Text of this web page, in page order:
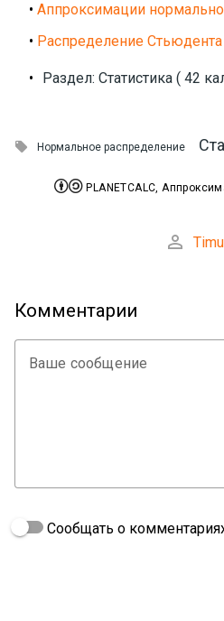
• Аппроксимации
• Распределение Стьюдента
• Раздел: Статистика ( 42
 Нормальное распределение
 PLANETCALC,

Комментарии
Ваше сообщение
Сообщать о